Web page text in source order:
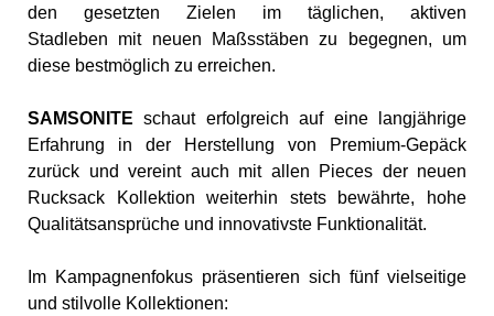
den gesetzten Zielen im täglichen, aktiven
Stadleben mit neuen Maßsstäben zu begegnen, um
diese bestmöglich zu erreichen.
SAMSONITE schaut erfolgreich auf eine langjährige
Erfahrung in der Herstellung von Premium-Gepäck
zurück und vereint auch mit allen Pieces der neuen
Rucksack Kollektion weiterhin stets bewährte, hohe
Qualitätsansprüche und innovativste Funktionalität.
Im Kampagnenfokus präsentieren sich fünf vielseitige
und stilvolle Kollektionen: